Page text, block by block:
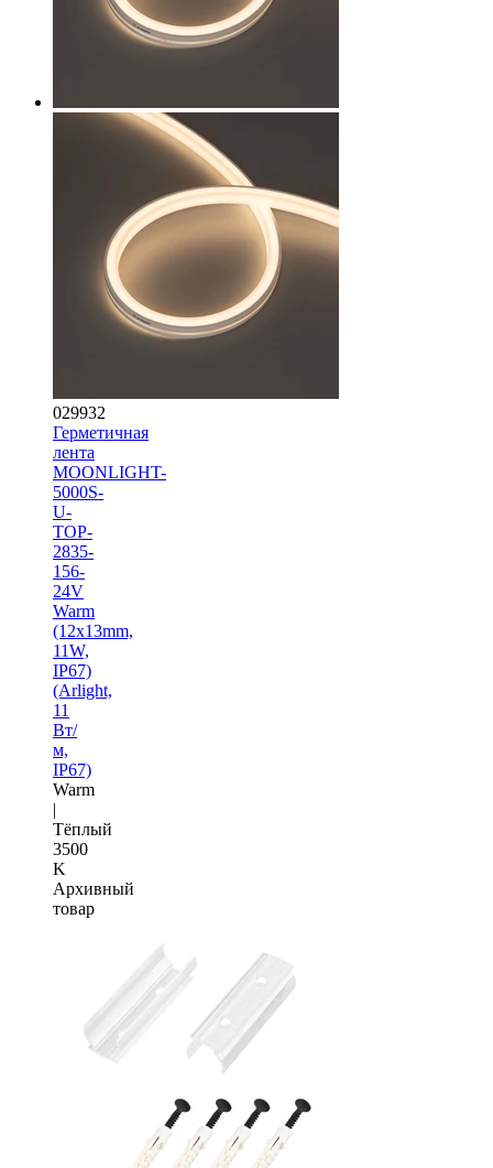
029932
Герметичная
лента
MOONLIGHT-
5000S-
U-
TOP-
2835-
156-
24V
Warm
(12х13mm,
11W,
IP67)
(Arlight,
11
Вт/
м,
IP67)
Warm
|
Тёплый
3500
K
Архивный
товар